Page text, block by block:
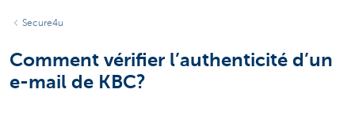
Secure4u
Comment vérifier l’authenticité d’un
e-mail de KBC?